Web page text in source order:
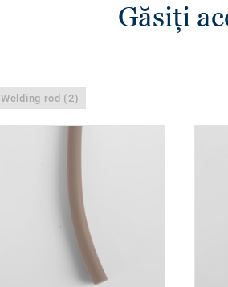
Găsiţi
Welding rod (2)